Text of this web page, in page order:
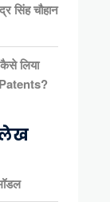
सिंह चौहान
लिया
लेख